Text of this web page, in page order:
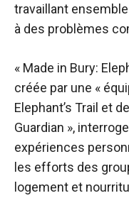
travaillant
à des problèmes
« Made in Bury:
créée par une «
Elephant’s Trail et
Guardian »,
expériences
les efforts des
logement et